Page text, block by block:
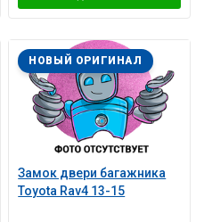
Замок двери багажника
Toyota Rav4 13-15
НОВЫЙ ОРИГИНАЛ